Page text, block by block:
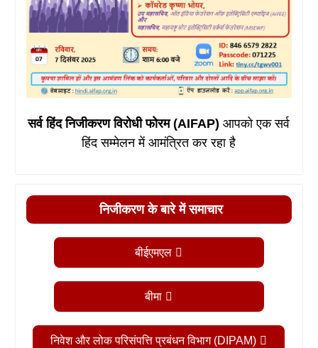
सर्व हिंद निजीकरण विरोधी फोरम (AIFAP)आपको एक सर्व
हिंद सम्मेलन में आमंत्रित कर रहा है
निजीकरण के बारे में समाचार
बीईएमएल
बीमा
निवेश और लोक परिसंपत्ति प्रबंधन विभाग (DIPAM)